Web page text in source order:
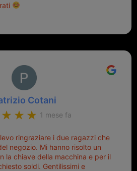
Cotani
1 mese fa
ringraziare i due ragazzi che
negozio. Mi hanno risolto un
la chiave della macchina e per il
soldi. Gentilissimi e